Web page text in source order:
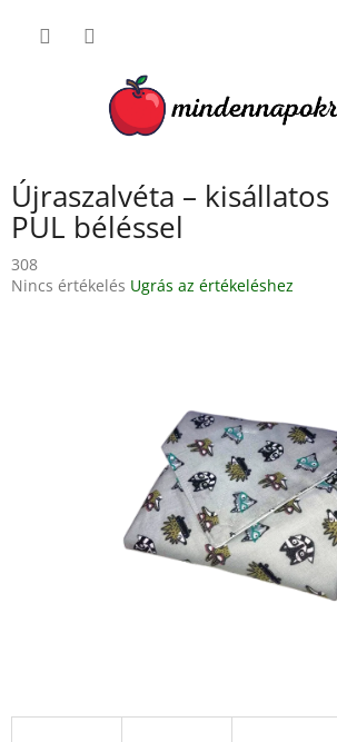
Újraszalvéta –
PUL béléssel
308
A
Nincs értékelés Ugrás az értékeléshez